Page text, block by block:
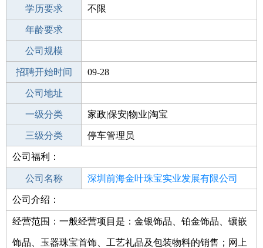
性别要求 -
学历要求 不限
工作经验
年龄要求
工作地点
公司规模
公司电话
招聘开始时间 09-28
招聘结束时间
公司地址
一级分类 家政|保安|物业|淘宝
二级分类 物业管理
三级分类 停车管理员
其他行业
公司福利：
公司名称 深圳前海金叶珠宝实业发展有限公司
公司类型
公司介绍：
经营范围：一般经营项目是：金银饰品、铂金饰品、镶嵌
饰品、玉器珠宝首饰、工艺礼品及包装物料的销售；网上